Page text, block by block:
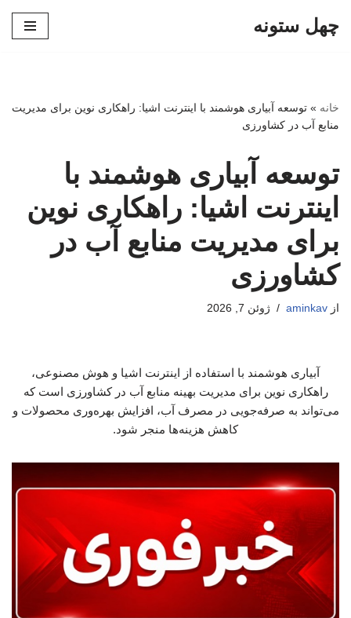
چهل ستونه
خانه » توسعه آبیاری هوشمند با اینترنت اشیا: راهکاری نوین برای مدیریت
منابع آب در کشاورزی
توسعه آبیاری هوشمند با
اینترنت اشیا: راهکاری نوین
برای مدیریت منابع آب در
کشاورزی
از aminkav ژوئن 7, 2026
آبیاری هوشمند با استفاده از اینترنت اشیا و هوش مصنوعی،
راهکاری نوین برای مدیریت بهینه منابع آب در کشاورزی است که
می‌تواند به صرفه‌جویی در مصرف آب، افزایش بهره‌وری محصولات و
کاهش هزینه‌ها منجر شود.